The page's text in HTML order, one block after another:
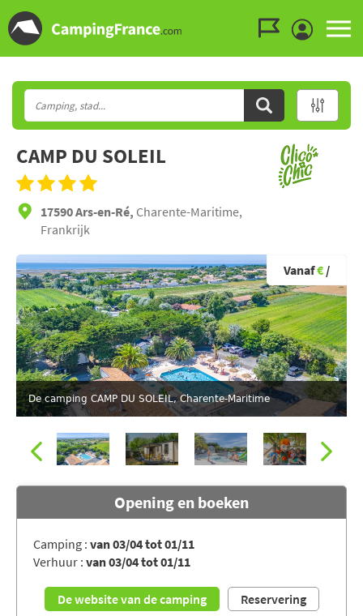
CAMP DU SOLEIL
17590 Ars-en-Ré, Charente-Maritime,
Frankrijk
De camping CAMP DU SOLEIL, Charente-Maritime
De camping CAMP DU SOLEIL, Charente-Maritime
Vanaf€ /
Opening en boeken
Camping : van 03/04 tot 01/11
Verhuur : van 03/04 tot 01/11
De website van de camping Reservering